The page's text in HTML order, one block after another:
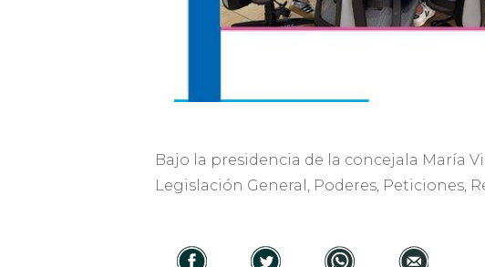
Bajo la presidencia de la concejala María
Legislación General, Poderes, Peticiones,